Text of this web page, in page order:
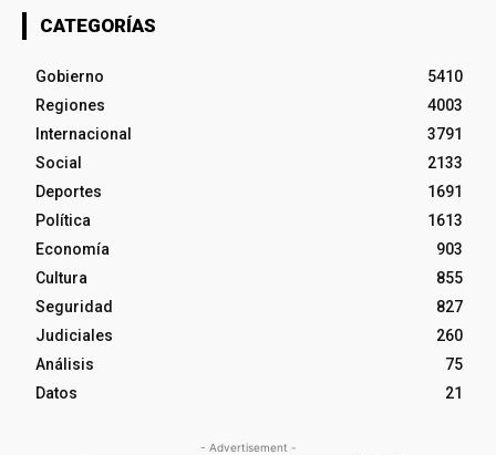
CATEGORÍAS
Gobierno
5410
Regiones
4003
Internacional
3791
Social
2133
Deportes
1691
Política
1613
Economía
903
Cultura
855
Seguridad
827
Judiciales
260
Análisis
75
Datos
21
- Advertisement -